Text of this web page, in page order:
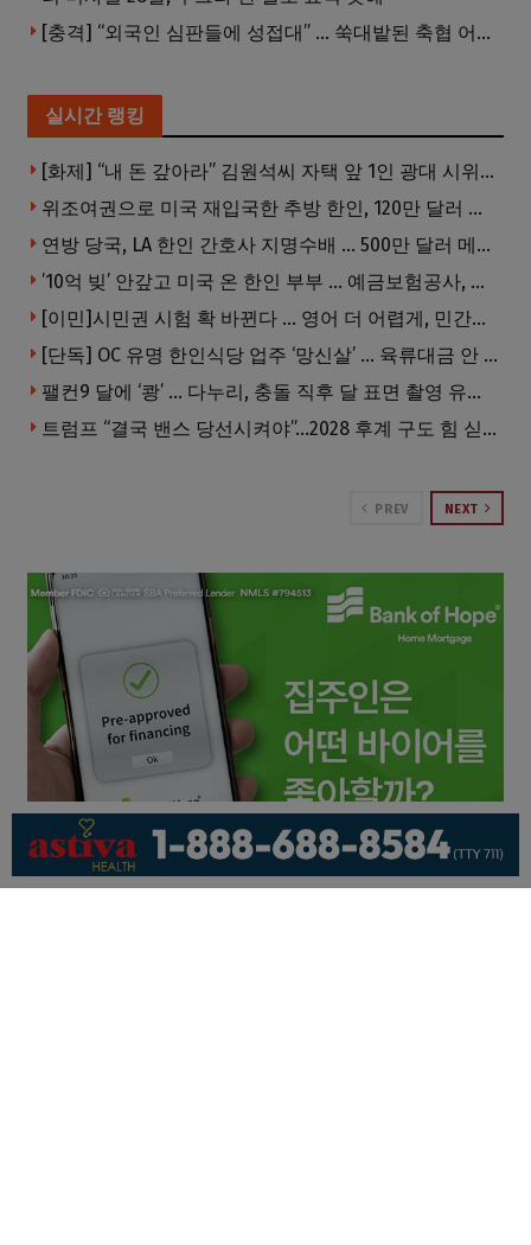
[충격] “외국인 심판들에 성접대” … 쑥대밭된 축협 어디까지 추락하나
실시간 랭킹
[화제] “내 돈 갚아라” 김원석씨 자택 앞 1인 광대 시위 … 한인 투자사, “108만 달러 못받아”
위조여권으로 미국 재입국한 추방 한인, 120만 달러 은행 사기 행각
연방 당국, LA 한인 간호사 지명수배 … 500만 달러 메디캐어 사기, 선고 직전 한국 도주
’10억 빚’ 안갚고 미국 온 한인 부부 … 예금보험공사, 미국서 소송
[이민]시민권 시험 확 바뀐다 … 영어 더 어렵게, 민간시험 도입 추진
[단독] OC 유명 한인식당 업주 ‘망신살’ … 육류대금 안 갚자 식당서 공개추심
팰컨9 달에 ‘쾅’ … 다누리, 충돌 직후 달 표면 촬영 유일 탐사선
트럼프 “결국 밴스 당선시켜야”…2028 후계 구도 힘 싣나
PREV NEXT